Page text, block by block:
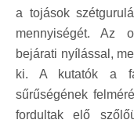
a tojások
mennyiségét. Az
bejárati nyílással,
ki. A kutatók a
sűrűségének
fordultak elő